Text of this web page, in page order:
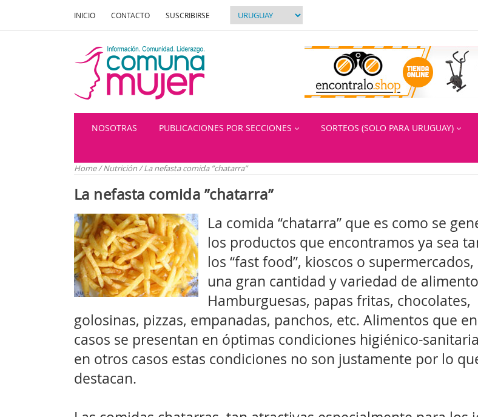
INICIO CONTACTO SUSCRIBIRSE
NOSOTRAS PUBLICACIONES POR SECCIONES SORTEOS (SOLO PARA URUGUAY)
Home/Nutrición/La nefasta comida ”chatarra”
La nefasta comida ”chatarra”
La comida “chatarra” que es como se
los productos que encontramos ya sea
los “fast food”, kioscos o
una gran cantidad y variedad de
Hamburguesas, papas fritas, chocolates,
golosinas, pizzas, empanadas, panchos, etc. Alimentos que
casos se presentan en óptimas condiciones higiénico-
en otros casos estas condiciones no son justamente por lo
destacan.